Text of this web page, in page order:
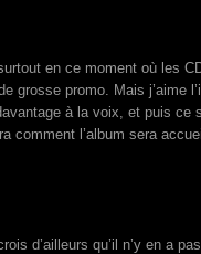
en ce moment où les
grosse promo. Mais j’aime
à la voix, et puis
comment l’album sera
d’ailleurs qu’il n’y en a